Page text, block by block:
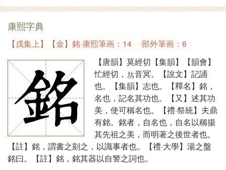
康熙字典
【戌集上】【金】銘·康熙筆画：14 ·部外筆画：6
【唐韻】莫經切【集韻】【韻會】
忙經切，
音冥。【說文】記誦
也。【集韻】志也。【釋名】銘，
名也，記名其功也。【又】述其功
美，使可稱名也。【禮·祭統】夫鼎
有銘。銘者，自名也，自名以稱揚
其先祖之美，而明著之後世者也。
【註】銘，謂書之刻之，以識事者也。【禮·大學】湯之盤
銘曰。【註】銘，銘其器以自警之詞也。